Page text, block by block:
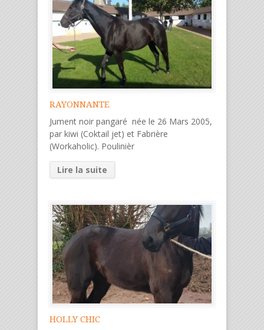
RAYONNANTE
Jument noir pangaré née le 26 Mars 2005,
par kiwi (Coktail jet) et Fabrière
(Workaholic). Poulinièr
Lire la suite
HOLLY CHIC